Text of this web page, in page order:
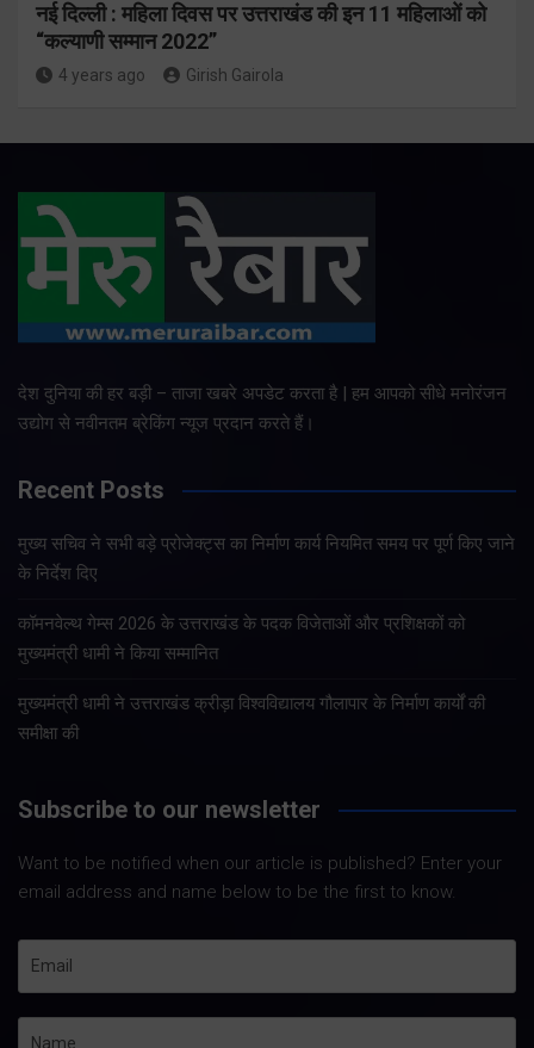
नई दिल्ली : महिला दिवस पर उत्तराखंड की इन 11 महिलाओं को
“कल्याणी सम्मान 2022”
4 years ago Girish Gairola
देश दुनिया की हर बड़ी – ताजा खबरे अपडेट करता है | हम आपको सीधे मनोरंजन
उद्योग से नवीनतम ब्रेकिंग न्यूज प्रदान करते हैं।
Recent Posts
मुख्य सचिव ने सभी बड़े प्रोजेक्ट्स का निर्माण कार्य नियमित समय पर पूर्ण किए जाने
के निर्देश दिए
कॉमनवेल्थ गेम्स 2026 के उत्तराखंड के पदक विजेताओं और प्रशिक्षकों को
मुख्यमंत्री धामी ने किया सम्मानित
मुख्यमंत्री धामी ने उत्तराखंड क्रीड़ा विश्वविद्यालय गौलापार के निर्माण कार्यों की
समीक्षा की
Subscribe to our newsletter
Want to be notified when our article is published? Enter your
email address and name below to be the first to know.